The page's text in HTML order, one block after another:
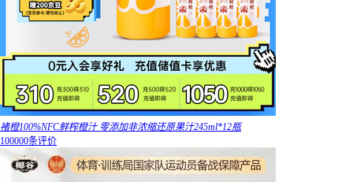
褚橙100%NFC鲜榨橙汁 零添加非浓缩还原果汁245ml*12瓶
100000条评价